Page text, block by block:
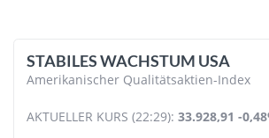
STABILES WACHSTUM USA
Amerikanischer Qualitätsaktien-Index
AKTUELLER KURS (22:29): 33.928,91 -